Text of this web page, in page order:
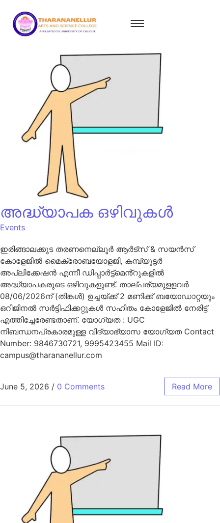
അദ്ധ്യാപക ഒഴിവുകൾ
Events
ഇരിങ്ങാലക്കുട തരണനെല്ലൂർ ആർട്‌സ് & സയൻസ്
കോളേജിൽ മൈക്രോബയോളജി, കമ്പ്യൂട്ടർ
അപ്ലിക്കേഷൻ എന്നീ ഡിപ്പാർട്ട്‌മെൻ്റുകളിൽ
അദ്ധ്യാപകരുടെ ഒഴിവുകളുണ്ട്. താല്പര്യമുളളവർ
08/06/2026ന് (തിങ്കൾ) ഉച്ചയ്ക്ക് 2 മണിക്ക് ബയോഡാറ്റയും
ഒറിജിനൽ സർട്ടിഫിക്കറ്റുകൾ സഹിതം കോളേജിൽ നേരിട്ട്
എത്തിച്ചേരേണ്ടതാണ്. യോഗ്യത : UGC
നിബന്ധനപ്രകാരമുള്ള വിദ്യാഭ്യാസ യോഗ്യത Contact
Number: 9846730721, 9995423455 Mail ID:
campus@tharananellur.com
June 5, 2026 / 0 Comments Read More